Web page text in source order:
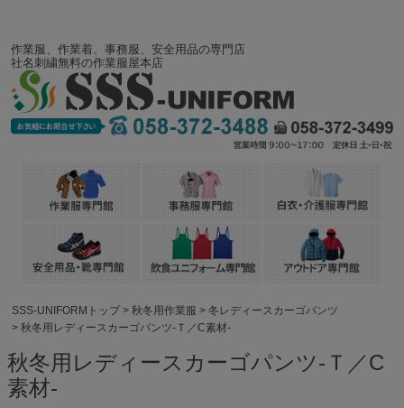
作業服、作業着、事務服、安全用品の専門店
社名刺繍無料の作業服屋本店
SSS-UNIFORMトップ 秋冬用作業服
冬レディースカーゴパンツ
秋冬用レディースカーゴパンツ-Ｔ／C素材-
秋冬用レディースカーゴパンツ-Ｔ／C
素材-